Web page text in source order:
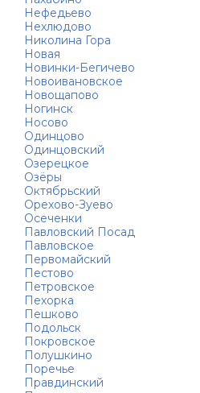
Нефедьево
Нехлюдово
Николина Гора
Новая
Новинки-Бегичево
Новоивановское
Новощапово
Ногинск
Носово
Одинцово
Одинцовский
Озерецкое
Озёры
Октябрьский
Орехово-Зуево
Осеченки
Павловский Посад
Павловское
Первомайский
Пестово
Петровское
Пехорка
Пешково
Подольск
Покровское
Полушкино
Поречье
Правдинский